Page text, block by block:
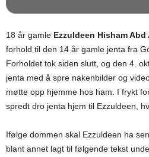
18 år gamle Ezzuldeen Hisham Abd
forhold til den 14 år gamle jenta fra
Forholdet tok siden slutt, og den 4.
jenta med å spre nakenbilder og
møtte opp hjemme hos ham. I frykt
spredt dro jenta hjem til Ezzuldeen,
Ifølge dommen skal Ezzuldeen ha
blant annet lagt til følgende tekst